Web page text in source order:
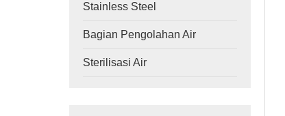
Stainless Steel
Bagian Pengolahan Air
Sterilisasi Air